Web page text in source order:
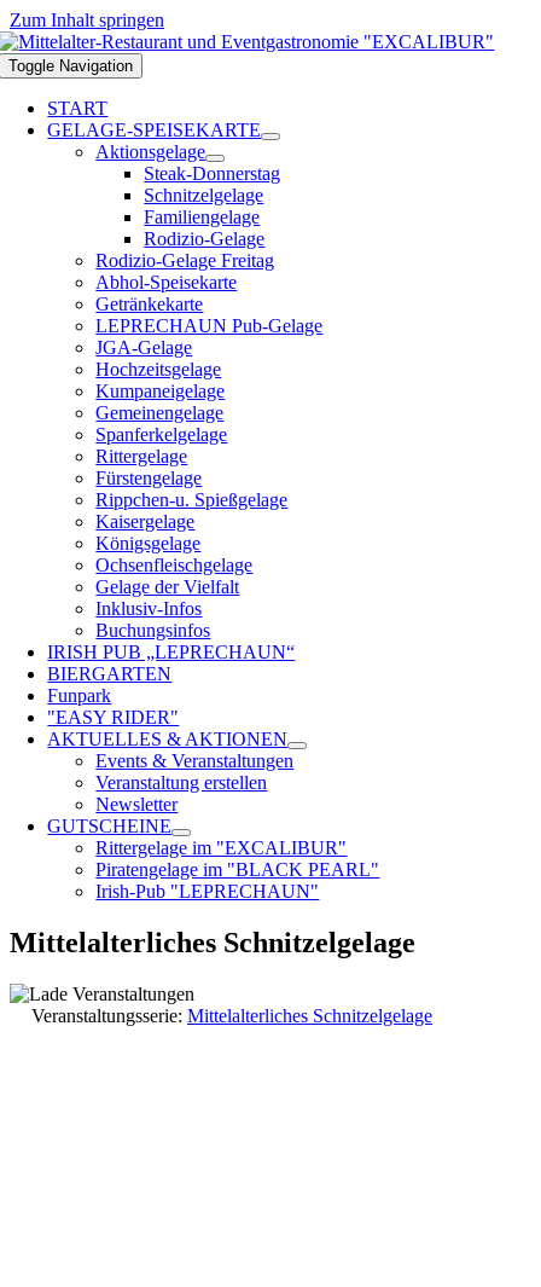
Zum Inhalt springen
Toggle Navigation
START
GELAGE-SPEISEKARTE
Aktionsgelage
Steak-Donnerstag
Schnitzelgelage
Familiengelage
Rodizio-Gelage
Rodizio-Gelage Freitag
Abhol-Speisekarte
Getränkekarte
LEPRECHAUN Pub-Gelage
JGA-Gelage
Hochzeitsgelage
Kumpaneigelage
Gemeinengelage
Spanferkelgelage
Rittergelage
Fürstengelage
Rippchen-u. Spießgelage
Kaisergelage
Königsgelage
Ochsenfleischgelage
Gelage der Vielfalt
Inklusiv-Infos
Buchungsinfos
IRISH PUB „LEPRECHAUN“
BIERGARTEN
Funpark
"EASY RIDER"
AKTUELLES & AKTIONEN
Events & Veranstaltungen
Veranstaltung erstellen
Newsletter
GUTSCHEINE
Rittergelage im "EXCALIBUR"
Piratengelage im "BLACK PEARL"
Irish-Pub "LEPRECHAUN"
Mittelalterliches Schnitzelgelage
Veranstaltungsserie: Mittelalterliches Schnitzelgelage